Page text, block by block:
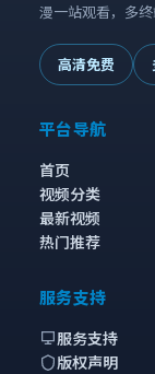
漫一站观看，多终
高清免费
平台导航
首页
视频分类
最新视频
热门推荐
服务支持
服务支持
版权声明